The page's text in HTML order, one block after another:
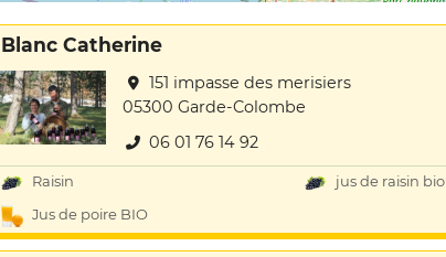
Blanc Catherine
151 impasse des merisiers
05300 Garde-Colombe
06 01 76 14 92
Raisin
jus de raisin bio
Jus de poire BIO